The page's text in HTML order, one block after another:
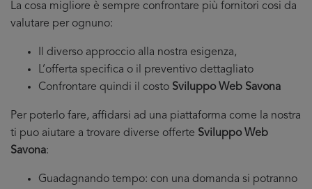
La cosa migliore è sempre confrontare più fornitori cosi da
valutare per ognuno:
Il diverso approccio alla nostra esigenza,
L’offerta specifica o il preventivo dettagliato
Confrontare quindi il costo Sviluppo Web Savona
Per poterlo fare, affidarsi ad una piattaforma come la nostra
ti puo aiutare a trovare diverse offerte Sviluppo Web
Savona:
Guadagnando tempo: con una domanda si potranno